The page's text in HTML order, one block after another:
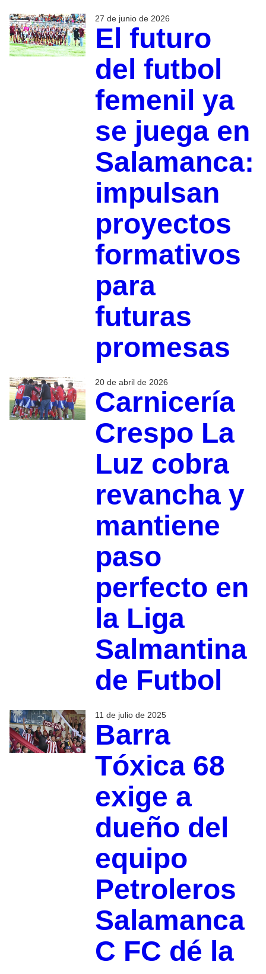
27 de junio de 2026
El futuro
del futbol
femenil ya
se juega en
Salamanca:
impulsan
proyectos
formativos
para
futuras
promesas
20 de abril de 2026
Carnicería
Crespo La
Luz cobra
revancha y
mantiene
paso
perfecto en
la Liga
Salmantina
de Futbol
11 de julio de 2025
Barra
Tóxica 68
exige a
dueño del
equipo
Petroleros
Salamanca
C FC dé la